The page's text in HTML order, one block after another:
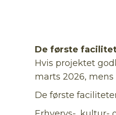
De første
Hvis projektet
marts 2026,
De første